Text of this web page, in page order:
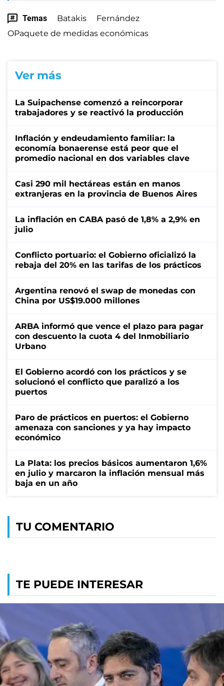
Temas Batakis
Fernández
OPaquete de medidas económicas
Ver más
La Suipachense comenzó a reincorporar
trabajadores y se reactivó la producción
Inflación y endeudamiento familiar: la
economía bonaerense está peor que el
promedio nacional en dos variables clave
Casi 290 mil hectáreas están en manos
extranjeras en la provincia de Buenos Aires
La inflación en CABA pasó de 1,8% a 2,9% en
julio
Conflicto portuario: el Gobierno oficializó la
rebaja del 20% en las tarifas de los prácticos
Argentina renovó el swap de monedas con
China por US$19.000 millones
ARBA informó que vence el plazo para pagar
con descuento la cuota 4 del Inmobiliario
Urbano
El Gobierno acordó con los prácticos y se
solucionó el conflicto que paralizó a los
puertos
Paro de prácticos en puertos: el Gobierno
amenaza con sanciones y ya hay impacto
económico
La Plata: los precios básicos aumentaron 1,6%
en julio y marcaron la inflación mensual más
baja en un año
TU COMENTARIO
TE PUEDE INTERESAR